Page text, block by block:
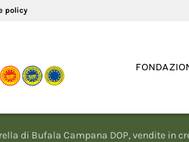
policy
di Bufala Campana DOP, vendite in